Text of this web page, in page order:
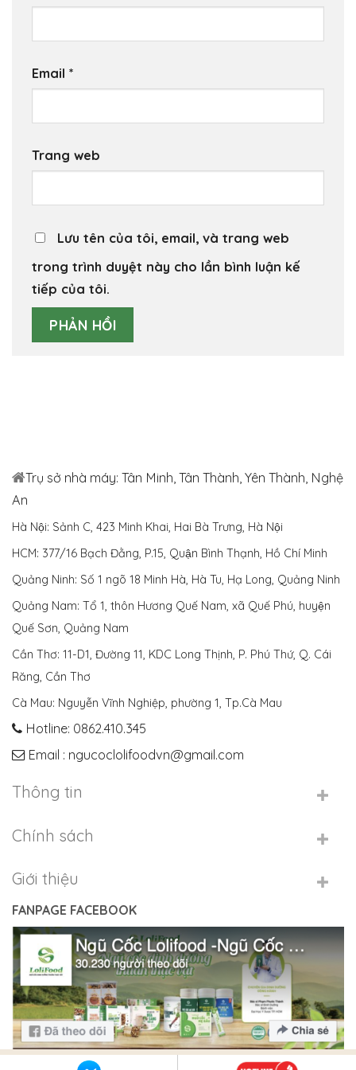
Email *
Trang web
Lưu tên của tôi, email, và trang web
trong trình duyệt này cho lần bình luận kế
tiếp của tôi.
Trụ sở nhà máy: Tân Minh, Tân Thành, Yên Thành, Nghệ
An
Hà Nội: Sảnh C, 423 Minh Khai, Hai Bà Trưng, Hà Nội
HCM: 377/16 Bạch Đằng, P.15, Quận Bình Thạnh, Hồ Chí Minh
Quảng Ninh: Số 1 ngõ 18 Minh Hà, Hà Tu, Hạ Long, Quảng Ninh
Quảng Nam: Tổ 1, thôn Hương Quế Nam, xã Quế Phú, huyện
Quế Sơn, Quảng Nam
Cần Thơ: 11-D1, Đường 11, KDC Long Thịnh, P. Phú Thứ, Q. Cái
Răng, Cần Thơ
Cà Mau: Nguyễn Vĩnh Nghiệp, phường 1, Tp.Cà Mau
Hotline: 0862.410.345
Email : ngucoclolifoodvn@gmail.com
Thông tin
Chính sách
Giới thiệu
FANPAGE FACEBOOK